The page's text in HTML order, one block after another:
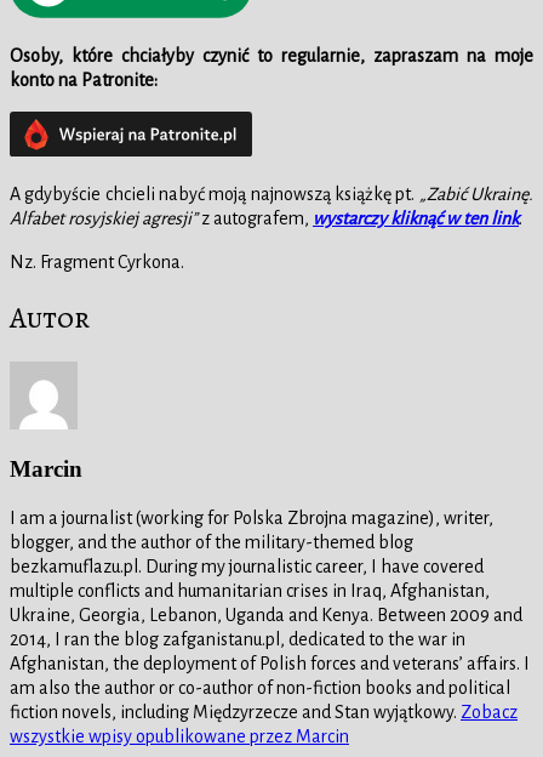
Osoby, które chciałyby czynić to regularnie, zapraszam na moje
konto na Patronite:
A gdybyście chcieli nabyć moją najnowszą książkę pt. „Zabić Ukrainę.
Alfabet rosyjskiej agresji”z autografem, wystarczy kliknąć w ten link.
Nz. Fragment Cyrkona.
Autor
Marcin
I am a journalist (working for Polska Zbrojna magazine), writer,
blogger, and the author of the military-themed blog
bezkamuflazu.pl. During my journalistic career, I have covered
multiple conflicts and humanitarian crises in Iraq, Afghanistan,
Ukraine, Georgia, Lebanon, Uganda and Kenya. Between 2009 and
2014, I ran the blog zafganistanu.pl, dedicated to the war in
Afghanistan, the deployment of Polish forces and veterans’ affairs. I
am also the author or co-author of non-fiction books and political
fiction novels, including Międzyrzecze and Stan wyjątkowy. Zobacz
wszystkie wpisy opublikowane przez Marcin